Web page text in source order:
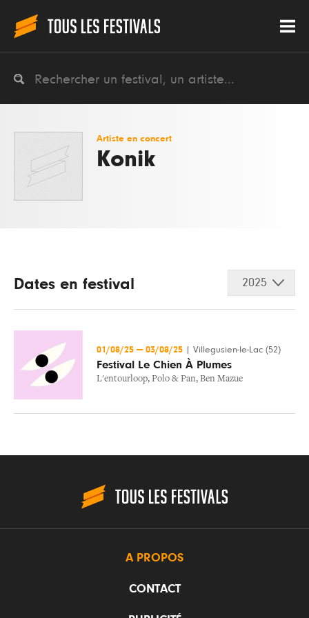
Artiste en concert
Konik
Dates en festival 2025
01/08/25 — 03/08/25 Villegusien-le-Lac (52)
Festival Le Chien À Plumes
L'entourloop, Polo & Pan, Ben Mazue
A PROPOS
CONTACT